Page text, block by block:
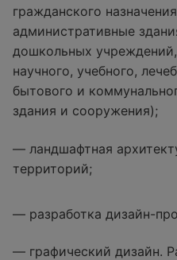
гражданского
административные
дошкольных
научного, учебного,
бытового и
здания и сооружения);
— ландшафтная
территорий;
— разработка дизайн-
— графический дизайн.